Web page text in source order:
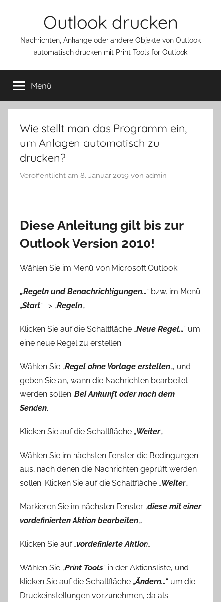
Outlook drucken
Nachrichten, Anhänge oder andere Objekte von Outlook
automatisch drucken mit Print Tools for Outlook
Menü
Wie stellt man das Programm ein,
um Anlagen automatisch zu
drucken?
Veröffentlicht am 8. Januar 2019 von admin
Diese Anleitung gilt bis zur
Outlook Version 2010!
Wählen Sie im Menü von Microsoft Outlook:
„Regeln und Benachrichtigungen…“ bzw. im Menü
„Start“ -> „Regeln„
Klicken Sie auf die Schaltfläche „Neue Regel…“ um
eine neue Regel zu erstellen.
Wählen Sie „Regel ohne Vorlage erstellen„, und
geben Sie an, wann die Nachrichten bearbeitet
werden sollen: Bei Ankunft oder nach dem
Senden.
Klicken Sie auf die Schaltfläche „Weiter„
Wählen Sie im nächsten Fenster die Bedingungen
aus, nach denen die Nachrichten geprüft werden
sollen. Klicken Sie auf die Schaltfläche „Weiter„
Markieren Sie im nächsten Fenster „diese mit einer
vordefinierten Aktion bearbeiten„.
Klicken Sie auf „vordefinierte Aktion„.
Wählen Sie „Print Tools“ in der Aktionsliste, und
klicken Sie auf die Schaltfläche „Ändern…“ um die
Druckeinstellungen vorzunehmen, da als